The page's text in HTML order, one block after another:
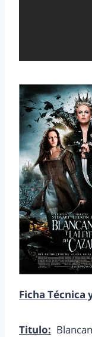
Ficha Técnica
Titulo: